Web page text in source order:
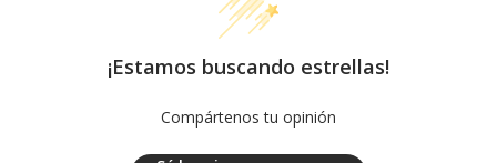
¡Estamos buscando estrellas!
Compártenos tu opinión